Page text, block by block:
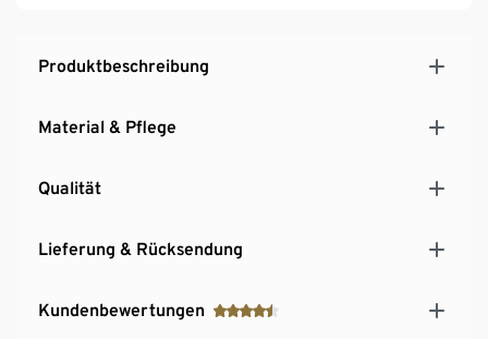
Produktbeschreibung
Material & Pflege
Qualität
Lieferung & Rücksendung
Kundenbewertungen